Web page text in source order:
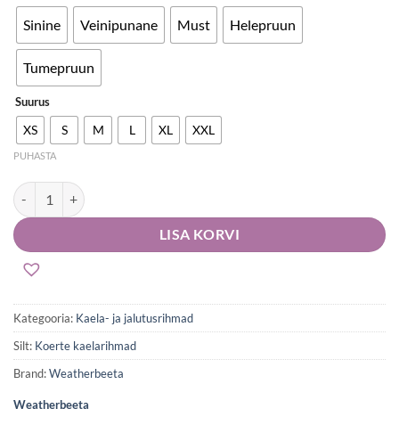
Sinine Veinipunane Must Helepruun
Tumepruun
Suurus
XS S M L XL XXL
PUHASTA
Weatherbeeta rullnahast koera kaelarihm kogus
LISA KORVI
Kategooria: Kaela- ja jalutusrihmad
Silt: Koerte kaelarihmad
Brand:Weatherbeeta
Weatherbeeta